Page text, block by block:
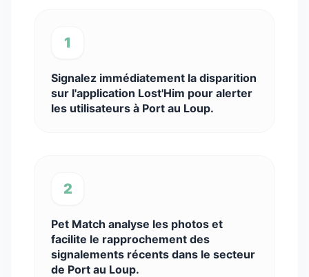
1
Signalez immédiatement la disparition
sur l'application Lost'Him pour alerter
les utilisateurs à Port au Loup.
2
Pet Match analyse les photos et
facilite le rapprochement des
signalements récents dans le secteur
de Port au Loup.